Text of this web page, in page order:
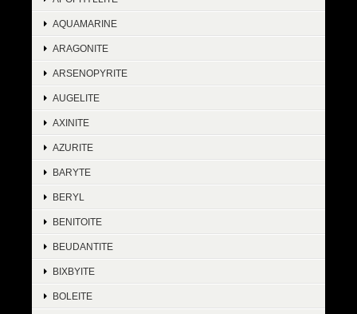
AQUAMARINE
ARAGONITE
ARSENOPYRITE
AUGELITE
AXINITE
AZURITE
BARYTE
BERYL
BENITOITE
BEUDANTITE
BIXBYITE
BOLEITE